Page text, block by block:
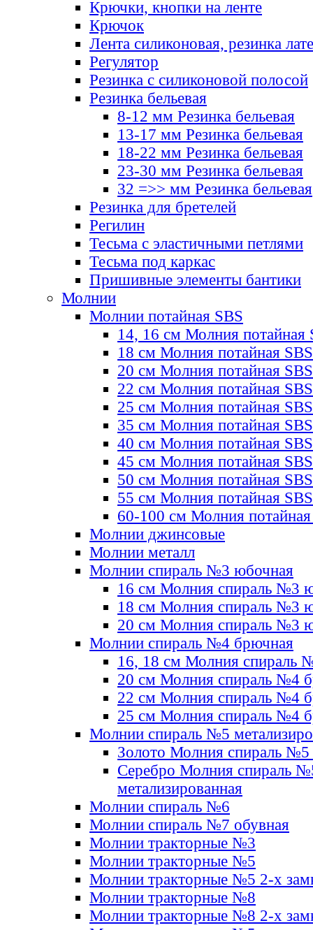
Крючки, кнопки на ленте
Крючок
Лента силиконовая, резинка
Регулятор
Резинка с силиконовой полосой
Резинка бельевая
8-12 мм Резинка бельевая
13-17 мм Резинка бельевая
18-22 мм Резинка бельевая
23-30 мм Резинка бельевая
32 =>> мм Резинка бельевая
Резинка для бретелей
Регилин
Тесьма с эластичными петлями
Тесьма под каркас
Пришивные элементы бантики
Молнии
Молнии потайная SBS
14, 16 см Молния потайная
18 см Молния потайная SBS
20 см Молния потайная SBS
22 см Молния потайная SBS
25 см Молния потайная SBS
35 см Молния потайная SBS
40 см Молния потайная SBS
45 см Молния потайная SBS
50 см Молния потайная SBS
55 см Молния потайная SBS
60-100 см Молния
Молнии джинсовые
Молнии металл
Молнии спираль №3 юбочная
16 см Молния спираль №3
18 см Молния спираль №3
20 см Молния спираль №3
Молнии спираль №4 брючная
16, 18 см Молния спираль
20 см Молния спираль №4
22 см Молния спираль №4
25 см Молния спираль №4
Молнии спираль №5
Золото Молния спираль №5
Серебро Молния спираль
метализированная
Молнии спираль №6
Молнии спираль №7 обувная
Молнии тракторные №3
Молнии тракторные №5
Молнии тракторные №5 2-х
Молнии тракторные №8
Молнии тракторные №8 2-х